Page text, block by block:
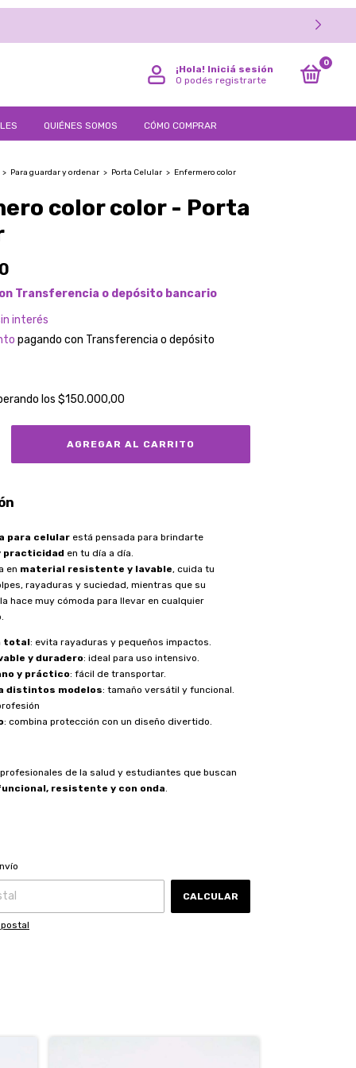
¡Hola! Iniciá sesión
O podés registrarte
0
QUIÉNES SOMOS CÓMO COMPRAR
> Para guardar y ordenar > Porta Celular > Enfermero color
color color - Porta
Transferencia o depósito bancario
interés
pagando con Transferencia o depósito
los $150.000,00
para celular está pensada para brindarte
practicidad en tu día a día.
en material resistente y lavable, cuida tu
rayaduras y suciedad, mientras que su
hace muy cómoda para llevar en cualquier
total: evita rayaduras y pequeños impactos.
y duradero: ideal para uso intensivo.
y práctico: fácil de transportar.
distintos modelos: tamaño versátil y funcional.
: combina protección con un diseño divertido.
de la salud y estudiantes que buscan
resistente y con onda.
CALCULAR